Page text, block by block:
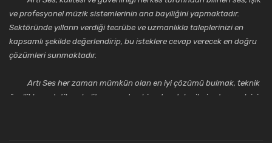
ve profesyonel müzik sistemlerinin ana bayiliğini yapmaktadır.
Sektöründe yılların verdiği tecrübe ve uzmanlıkla taleplerinizi en
kapsamlı şekilde değerlendirip, bu isteklere cevap verecek en doğru
çözümleri sunmaktadır.
Artı Ses her zaman mümkün olan en iyi çözümü bulmak, teknik
özellikler, estetik ve kalite açısından bir adım daha ileriye taşımak için